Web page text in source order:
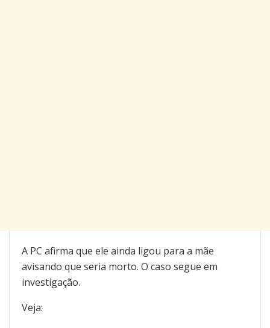
A PC afirma que ele ainda ligou para a mãe
avisando que seria morto. O caso segue em
investigação.
Veja: